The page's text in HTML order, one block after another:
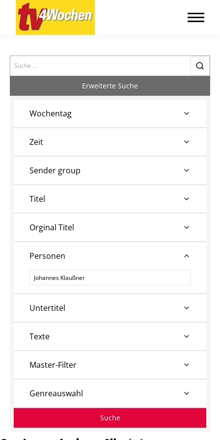
Search
Erweiterte Suche
Wochentag
Zeit
Sender group
Titel
Orginal Titel
Personen
Personen
Untertitel
Texte
Master-Filter
Genreauswahl
Suche